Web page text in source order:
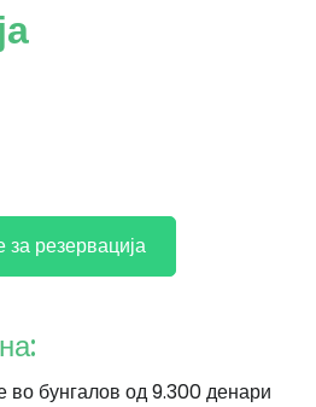
резервација
во бунгалов од 9.300 денари